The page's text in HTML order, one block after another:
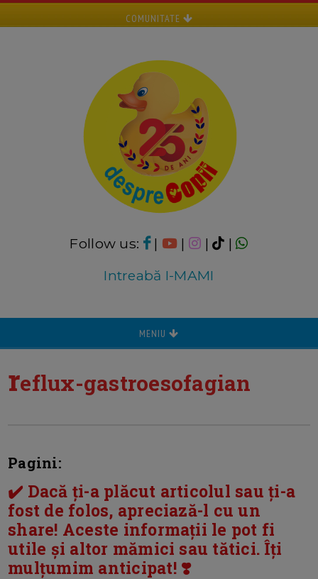
COMUNITATE
Follow us: | | |
|
Intreabă I-MAMI
MENIU
reflux-gastroesofagian
Pagini:
✔️ Dacă ți-a plăcut articolul sau ți-a
fost de folos, apreciază-l cu un
share! Aceste informații le pot fi
utile și altor mămici sau tătici. Îți
mulțumim anticipat! ❣️